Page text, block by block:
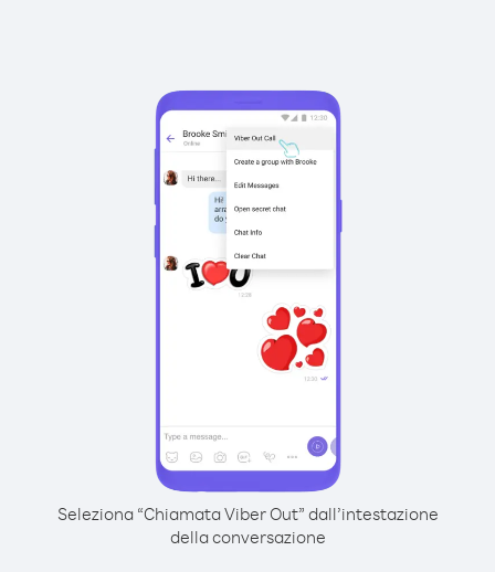
Seleziona “Chiamata Viber Out” dall’intestazione
della conversazione